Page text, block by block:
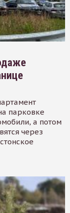
парковке
а потом
через